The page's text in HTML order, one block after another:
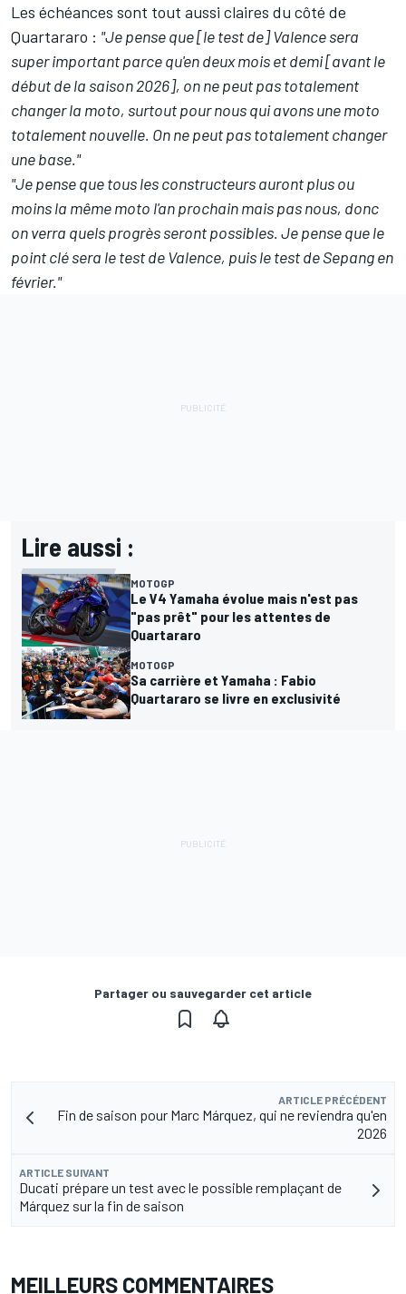
Les échéances sont tout aussi claires du côté de
Quartararo : "Je pense que [le test de] Valence sera
super important parce qu'en deux mois et demi [avant le
début de la saison 2026], on ne peut pas totalement
changer la moto, surtout pour nous qui avons une moto
totalement nouvelle. On ne peut pas totalement changer
une base."
"Je pense que tous les constructeurs auront plus ou
moins la même moto l'an prochain mais pas nous, donc
on verra quels progrès seront possibles. Je pense que le
point clé sera le test de Valence, puis le test de Sepang en
février."
Lire aussi :
MOTOGP
Le V4 Yamaha évolue mais n'est pas
"pas prêt" pour les attentes de
Quartararo
MOTOGP
Sa carrière et Yamaha : Fabio
Quartararo se livre en exclusivité
Partager ou sauvegarder cet article
ARTICLE PRÉCÉDENT
Fin de saison pour Marc Márquez, qui ne reviendra qu'en
2026
ARTICLE SUIVANT
Ducati prépare un test avec le possible remplaçant de
Márquez sur la fin de saison
MEILLEURS COMMENTAIRES